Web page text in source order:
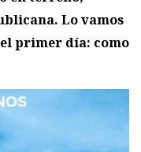
Lo vamos
primer día: como